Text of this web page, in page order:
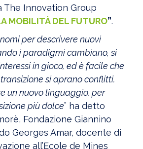
The Innovation Group
MOBILITÀ DEL FUTURO”.
per descrivere nuovi
i paradigmi cambiano, si
in gioco, ed è facile che
si aprano conflitti.
un nuovo linguaggio, per
più dolce” ha detto
Fondazione Giannino
Georges Amar, docente di
all’Ecole de Mines